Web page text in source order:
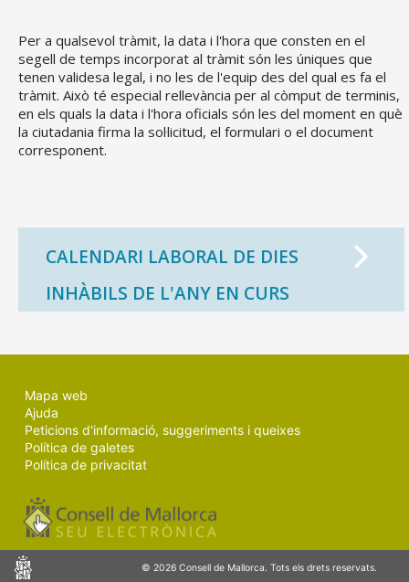
Per a qualsevol tràmit, la data i l'hora que consten en el
segell de temps incorporat al tràmit són les úniques que
tenen validesa legal, i no les de l'equip des del qual es fa el
tràmit. Això té especial rellevància per al còmput de terminis,
en els quals la data i l'hora oficials són les del moment en què
la ciutadania firma la sol·licitud, el formulari o el document
corresponent.
CALENDARI LABORAL DE DIES
INHÀBILS DE L'ANY EN CURS
Mapa web
Ajuda
Peticions d'informació, suggeriments i queixes
Política de galetes
Política de privacitat
Consell © 2026 Consell de Mallorca. Tots els drets reservats.